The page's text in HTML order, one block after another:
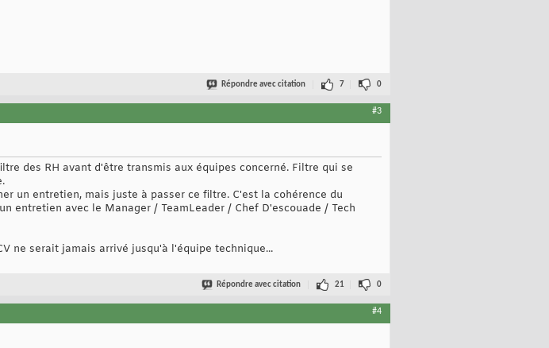
Répondre avec citation 7 0
#3
des RH avant d'être transmis aux équipes concerné. Filtre qui se
un entretien, mais juste à passer ce filtre. C'est la cohérence du
entretien avec le Manager / TeamLeader / Chef D'escouade / Tech
ne serait jamais arrivé jusqu'à l'équipe technique...
Répondre avec citation 21 0
#4